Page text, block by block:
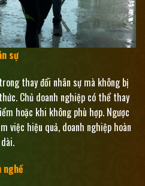
sự
thay đổi nhân sự mà không bị
Chủ doanh nghiệp có thể thay
hoặc khi không phù hợp. Ngược
việc hiệu quả, doanh nghiệp hoàn
nghề